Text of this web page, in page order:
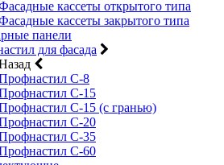
кассеты открытого типа
кассеты закрытого типа
панели
для фасада
С-8
С-15
С-15 (с гранью)
С-20
С-35
С-60